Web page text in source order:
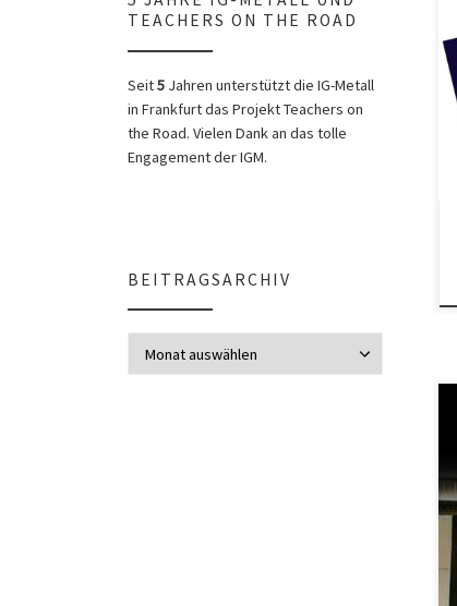
TEACHERS ON THE ROAD
Seit5 Jahren unterstützt die IG-Metall
in Frankfurt das Projekt Teachers on
the Road. Vielen Dank an das tolle
Engagement der IGM.
BEITRAGSARCHIV